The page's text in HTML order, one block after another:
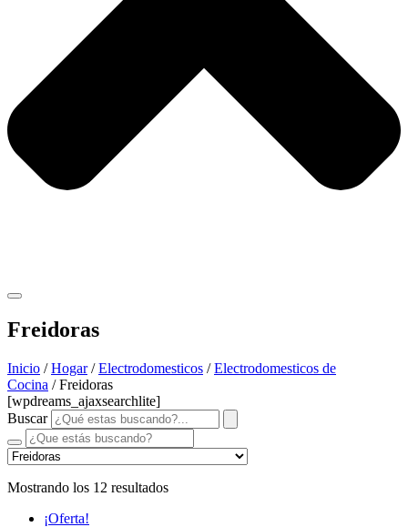
Freidoras
Inicio /Hogar/Electrodomesticos /Electrodomesticos de
Cocina / Freidoras
[wpdreams_ajaxsearchlite]
Buscar
Mostrando los 12 resultados
¡Oferta!